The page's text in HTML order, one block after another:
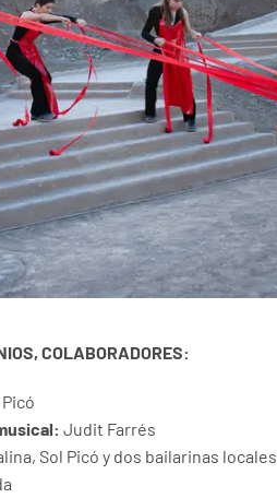
COLABORADORES:
Judit Farrés
Sol Picó y dos bailarinas locales